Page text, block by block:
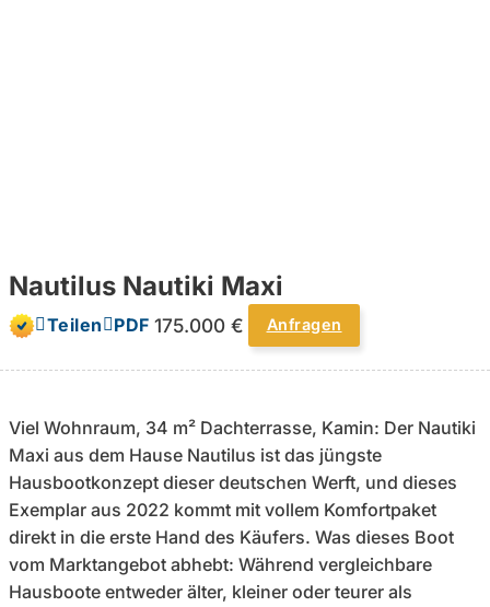
Nautilus Nautiki Maxi
Teilen PDF 175.000 € Anfragen
Viel Wohnraum, 34 m² Dachterrasse, Kamin: Der Nautiki
Maxi aus dem Hause Nautilus ist das jüngste
Hausbootkonzept dieser deutschen Werft, und dieses
Exemplar aus 2022 kommt mit vollem Komfortpaket
direkt in die erste Hand des Käufers. Was dieses Boot
vom Marktangebot abhebt: Während vergleichbare
Hausboote entweder älter, kleiner oder teurer als